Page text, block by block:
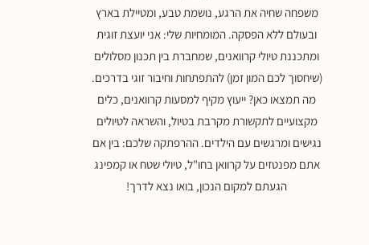
משפחה שחיה את הרגע, נושמת טבע, ומטיילת בארץ
ובעולם ללא הפסקה. המומחיות שלי: אני יועצת זוגית
ומתכננת טיולי קרוואנים, שמחברת בין תכנון מסלולים
(שיחסוך לכם המון זמן) להתפתחות וחיבור זוגי בדרכים.
מה תמצאו כאן? ייעוץ מקיף למסעות קרוואנים, כלים
מקצועיים לתקשורת מקרבת בטיול, והשראה לטיולים
נגישים ומרגשים עם הילדים. ההרפתקה שלכם: בין אם
אתם מפנטזים על קרוואן בחו"ל, טיולי שטח או קמפינג
הגעתם למקום הנכון, בואו נצא לדרך!